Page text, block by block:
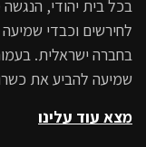
בכל בית יהודי,
לחירשים וכבדי
בחברה ישראלית.
שמיעה להביע את
מצא עוד עלינו